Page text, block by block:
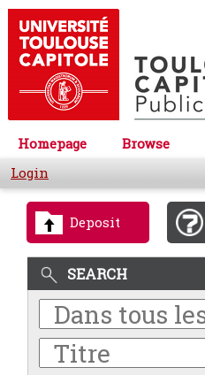
Homepage Browse
Login
Deposit
SEARCH